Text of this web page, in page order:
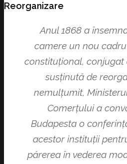
Reorganizare
Anul 1868 a
camere un nou
constituţional, conjugat
susţinută de
nemulţumit,
Comerţului a
Budapesta o
acestor instituţii
părerea în vederea